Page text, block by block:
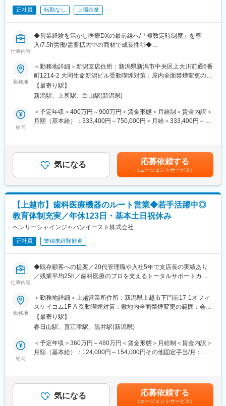
・稼働後フォロー（問合せ対応、改善提案）
・開発チームとの連携（不具合共有、改善項目のフィードバッ
ク）
※導入施設1,500超の主力製品を扱うため、医療機関からの依頼が
毎年増加しています。
・PC／システム／ネットワークに関する基礎知識
・顧客折衝・コミュニケーションスキル
・課題に対し主体的に取り組む姿勢
・0～1ヶ月：自社製品研修／医療業務の基礎理解
・2～3ヶ月：先輩同行でセットアップ・検証・研修を実践
・午前：医療機関と打合せ（運用確認、導入スケジュール調整）
・午後：セットアップ作業、検証、操作説明会
・夕方：課題整理、社内共有、翌日の準備
■当社について
医療システムをメインに自治体向け文書システムや医療機器の自
社開発や、コンサルティングを行う東証プライム上場企業です。
大学病院などの大規模病院では圧倒的な導入実績を誇ります。(主
要納入先／東京大学、京都大学、大阪大学等）大学病院やナショ
ます。
正社員 転勤なし 上場企業
仕事内容
◆営業経験を活かし医療DXの最前線へ/「複数定時制度」を導
入/7.5h労働/需要拡大中の商材で成長性◎◆
■業務概要：
導入施設数が1,500を超える医療データ管理システム「Claio」な
どお客様の課題やニーズを的確に捉え、チームメンバーとともに
営業戦略や販促企画の立案・実施を担って頂ける方を募集しま
す。
■業務詳細：
-顧客ニーズを反映した新機能の検討
-各専門学会や展示会でのデモストレーション対応
-操作研修や納品資料作成
-稼働立ち合い
【パートナー業務】
・販売導入代理店に対する、自社製品の営業企画支援
・パートナー向けのセミナーや勉強会の開催
【ユーザサポート業務】
・顧客対応を行う社内メンバーに対する支援
・既存ユーザサポートに必要なドキュメントの作成や修正
※配属先により主な仕事内容が異なります。
1ヶ月目：業界・製品の基礎知識の習得、ユーザー目線での使い方
の理解、簡単な製品説明
2か月目：システム設定理解、営業的デモ練習、商談・デモへの参
加
モ対応の方法などをレクチャー）
4か月目～：案件担当（最初はシンプルな案件を担当、徐々に難易
・年休120日、土日祝休、7.5ｈ労働、残業20ｈ程度
・フレックスタイム制と同等の勤務制度である「複数定時制度」
勤務地
＜勤務地詳細＞新潟支店住所：新潟県新潟市中央区上大川前通6番
町1214-2 大同生命新潟ビル受動喫煙対策：屋内全面禁煙変更の範
囲：会社の定める事業所（リモートワーク含む）
【最寄り駅】
新潟駅、上所駅、白山駅(新潟県)
給与
＜予定年収＞400万円～900万円＜賃金形態＞月給制＜賃金内訳＞
月額（基本給）：333,400円～750,000円＜月給＞333,400円～
上下する可能性があります。月給(月額)は固定手当を含めた表記で
す。
気になる 応募依頼する
（エージェントサービス）
【上越市】歯科医療機器のルート営業◆若手活躍中◎
教育体制充実／年休123日・基本土日祝休み
ヘンリーシャインジャパンイースト株式会社
正社員 業種未経験歓迎
仕事内容
◆既存顧客への提案／20代管理職や入社5年で支店長の実績あり
／残業平均25h／歯科医療のプロを支えるトータルサポートカン
歯科クリニック・大学病院・歯科技工所などへ歯科医療機器や歯
科材料のルート営業をお任せします。
担当は60～80社程度で、週1回以上の訪問を基本とし、1日平均20
件前後を回ります。
＜1日の流れ＞
17時半～ 退勤
勤務地
＜勤務地詳細＞上越営業所住所：新潟県上越市下門前17-1オフィ
スケイコム1F-A 受動喫煙対策：敷地内全面禁煙変更の範囲：会社
の定める事業所
【最寄り駅】
春日山駅、直江津駅、黒井駅(新潟県)
給与
＜予定年収＞360万円～480万円＜賃金形態＞月給制＜賃金内訳＞
月額（基本給）：124,000円～154,000円その他固定手当/月：
無＞有＜残業手当＞有＜給与補足＞■その他固定手当：年齢手当
22,000円～25,000円、都市手当35,000円※いずれも全員支給賃金
気になる 応募依頼する
（エージェントサービス）